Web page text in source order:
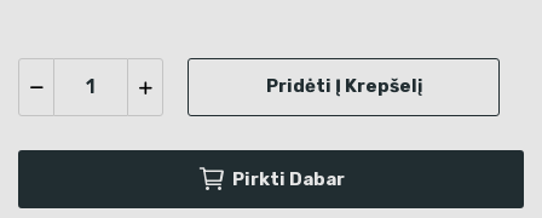
Pridėti Į Krepšelį
Pirkti Dabar